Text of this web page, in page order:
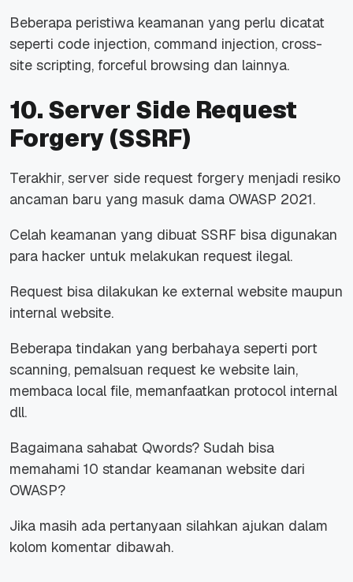
Beberapa peristiwa keamanan yang perlu dicatat
seperti code injection, command injection, cross-
site scripting, forceful browsing dan lainnya.
10. Server Side Request
Forgery (SSRF)
Terakhir, server side request forgery menjadi resiko
ancaman baru yang masuk dama OWASP 2021.
Celah keamanan yang dibuat SSRF bisa digunakan
para hacker untuk melakukan request ilegal.
Request bisa dilakukan ke external website maupun
internal website.
Beberapa tindakan yang berbahaya seperti port
scanning, pemalsuan request ke website lain,
membaca local file, memanfaatkan protocol internal
dll.
Bagaimana sahabat Qwords? Sudah bisa
memahami 10 standar keamanan website dari
OWASP?
Jika masih ada pertanyaan silahkan ajukan dalam
kolom komentar dibawah.